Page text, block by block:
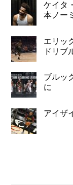
ケイタ
本ノー
エリッ
ドリブ
ブルッ
に
アイザ